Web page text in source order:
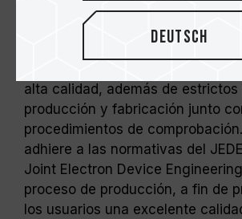
Para la familia DDR3 ELITE de
TEAMGROUP Inc. mantiene el
calidad coherente de
alta calidad, además de estrictos
producción y fabricación junto
procedimientos de
adhiere a las normativas del
Joint Electron Device
proceso de producción, a fin de
los usuarios una excelente
Deutsch